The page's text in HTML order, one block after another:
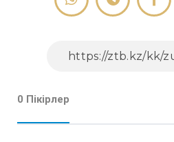
0 Пікірлер